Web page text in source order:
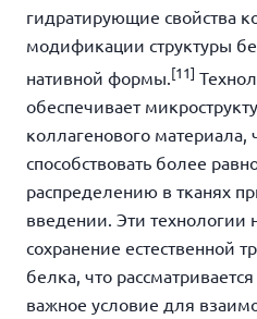
гидратирующие свойства
модификации структуры
нативной формы.[11]
обеспечивает
коллагенового материала,
способствовать более
распределению в тканях
введении. Эти технологии
сохранение естественной
белка, что
важное условие для